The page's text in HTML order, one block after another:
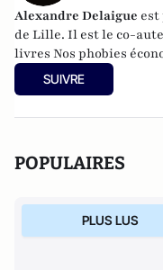
Alexandre Delaigue est
de Lille. Il est le co-
livres Nos phobies
économie : pas de sujet
chez Pearson). Son site :
SUIVRE
POPULAIRES
PLUS LUS